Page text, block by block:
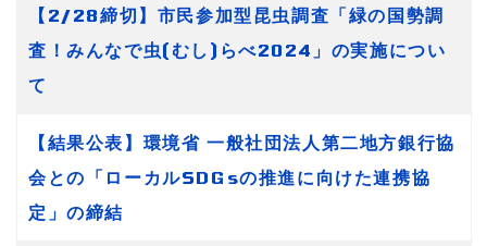
【2/28締切】市民参加型昆虫調査「緑の国勢調
査！みんなで虫(むし)らべ2024」の実施につい
て
【結果公表】環境省 一般社団法人第二地方銀行協
会との「ローカルSDGsの推進に向けた連携協
定」の締結